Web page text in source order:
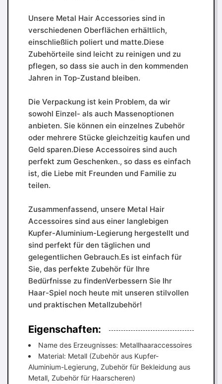
Unsere Metal Hair Accessories sind in
verschiedenen Oberflächen erhältlich,
einschließlich poliert und matte.Diese
Zubehörteile sind leicht zu reinigen und zu
pflegen, so dass sie auch in den kommenden
Jahren in Top-Zustand bleiben.
Die Verpackung ist kein Problem, da wir
sowohl Einzel- als auch Massenoptionen
anbieten. Sie können ein einzelnes Zubehör
oder mehrere Stücke gleichzeitig kaufen und
Geld sparen.Diese Accessoires sind auch
perfekt zum Geschenken., so dass es einfach
ist, die Liebe mit Freunden und Familie zu
teilen.
Zusammenfassend, unsere Metal Hair
Accessoires sind aus einer langlebigen
Kupfer-Aluminium-Legierung hergestellt und
sind perfekt für den täglichen und
gelegentlichen Gebrauch.Es ist einfach für
Sie, das perfekte Zubehör für Ihre
Bedürfnisse zu findenVerbessern Sie Ihr
Haar-Spiel noch heute mit unseren stilvollen
und praktischen Metallzubehör!
Eigenschaften:
Name des Erzeugnisses: Metallhaaraccessoires
Material: Metall (Zubehör aus Kupfer-
Aluminium-Legierung, Zubehör für Bekleidung aus
Metall, Zubehör für Haarscheren)